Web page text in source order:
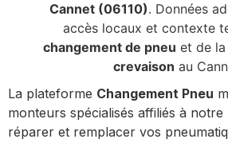
Cannet (06110). Données
accès locaux et contexte
changement de pneu et de la
crevaison au
La plateforme Changement Pneu
monteurs spécialisés affiliés à
réparer et remplacer vos